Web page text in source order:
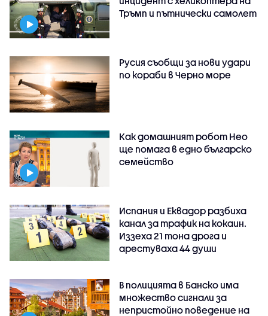
Тръмп и пътнически самолет
Русия съобщи за нови удари
по кораби в Черно море
Как домашният робот Нео
ще помага в едно българско
семейство
Испания и Еквадор разбиха
канал за трафик на кокаин.
Иззеха 21 тона дрога и
арестуваха 44 души
В полицията в Банско има
множество сигнали за
непристойно поведение на